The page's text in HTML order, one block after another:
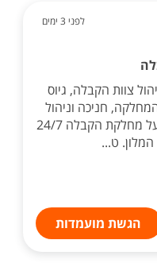
לפני 3 ימים
צוות הקבלה, גיוס
חניכה וניהול
שוטף של נציגי הקבלה. אחריות על מחלקת הקבלה 24/7
המלון. ט...
הגשת מועמדות